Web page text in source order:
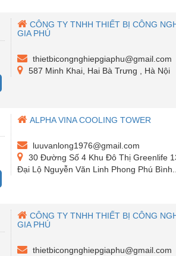
CÔNG TY TNHH THIẾT BỊ CÔNG
GIA PHÚ
thietbicongnghiepgiaphu@gmail.com
587 Minh Khai, Hai Bà Trưng , Hà Nội
ALPHA VINA COOLING TOWER
luuvanlong1976@gmail.com
30 Đường Số 4 Khu Đô Thị Greenlife
Đại Lộ Nguyễn Văn Linh Phong Phú
CÔNG TY TNHH THIẾT BỊ CÔNG
GIA PHÚ
thietbicongnghiepgiaphu@gmail.com